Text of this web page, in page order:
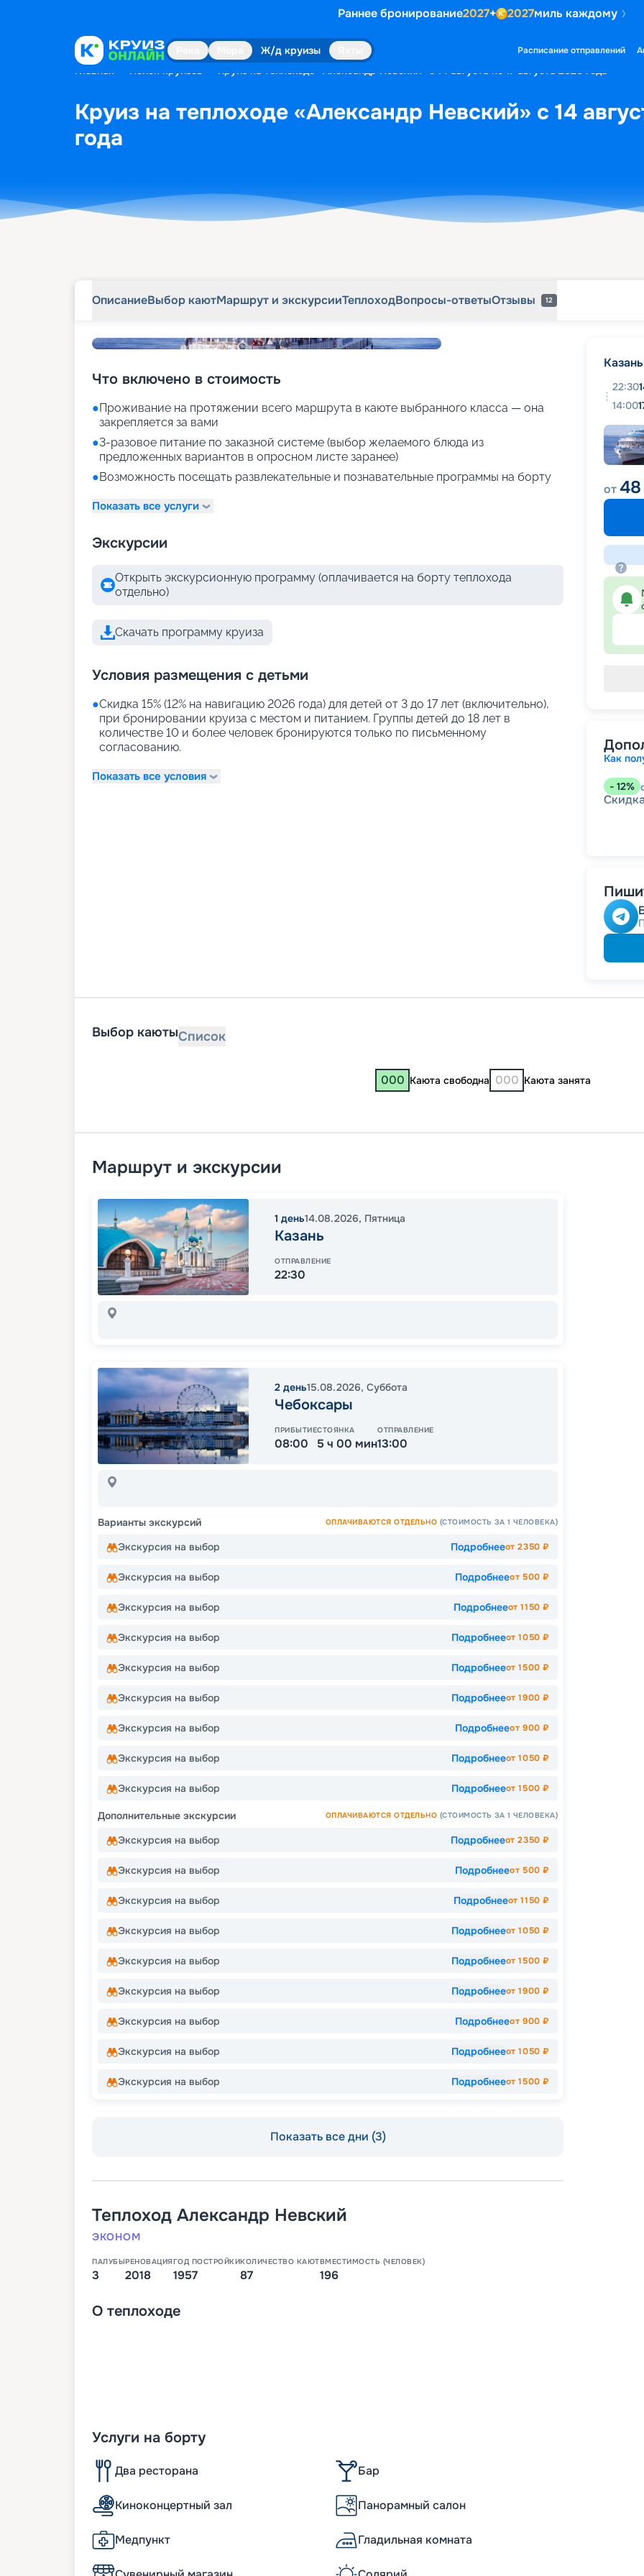
Раннее бронирование2027+ 2027миль каждому
Ж/д круизы Расписание отправлений
Главная Поиск круизов Круиз на теплоходе «Александр Невский» с 14 августа по 17 августа 2026 года
Круиз на теплоходе «Александр Невский» с 14
года
ОписаниеВыбор каютМаршрут и экскурсииТеплоходВопросы-ответыОтзывы 12
Что включено в стоимость
●Проживание на протяжении всего маршрута в каюте выбранного класса — она
закрепляется за вами
●3-разовое питание по заказной системе (выбор желаемого блюда из
предложенных вариантов в опросном листе заранее)
●Возможность посещать развлекательные и познавательные программы на борту
Показать все услуги
Экскурсии
Открыть экскурсионную программу (оплачивается на борту теплохода
отдельно)
Скачать программу круиза
Условия размещения с детьми
●Скидка 15% (12% на навигацию 2026 года) для детей от 3 до 17 лет (включительно),
при бронировании круиза с местом и питанием. Группы детей до 18 лет в
количестве 10 и более человек бронируются только по письменному
согласованию.
Показать все условия
Казань
22:30
14:00
от
Как
- 12%
Скидка
годам
Выбор каютыСписок
000 Каюта свободна 000 Каюта занята
Маршрут и экскурсии
1 день14.08.2026, Пятница
Казань
ОТПРАВЛЕНИЕ
22:30
2 день15.08.2026, Суббота
Чебоксары
ПРИБЫТИЕ
08:00
СТОЯНКА
5 ч 00 мин
ОТПРАВЛЕНИЕ
13:00
Варианты экскурсий ОПЛАЧИВАЮТСЯ ОТДЕЛЬНО (СТОИМОСТЬ ЗА 1 ЧЕЛОВЕКА)
Экскурсия на выбор Подробнееот2350 ₽
Экскурсия на выбор Подробнееот 500 ₽
Экскурсия на выбор Подробнееот1150 ₽
Экскурсия на выбор Подробнееот1050 ₽
Экскурсия на выбор Подробнееот1500 ₽
Экскурсия на выбор Подробнееот1900 ₽
Экскурсия на выбор Подробнееот 900 ₽
Экскурсия на выбор Подробнееот1050 ₽
Экскурсия на выбор Подробнееот1500 ₽
Дополнительные экскурсии ОПЛАЧИВАЮТСЯ ОТДЕЛЬНО (СТОИМОСТЬ ЗА 1 ЧЕЛОВЕКА)
Экскурсия на выбор Подробнееот2350 ₽
Экскурсия на выбор Подробнееот 500 ₽
Экскурсия на выбор Подробнееот1150 ₽
Экскурсия на выбор Подробнееот1050 ₽
Экскурсия на выбор Подробнееот1500 ₽
Экскурсия на выбор Подробнееот1900 ₽
Экскурсия на выбор Подробнееот 900 ₽
Экскурсия на выбор Подробнееот1050 ₽
Экскурсия на выбор Подробнееот1500 ₽
Показать все дни (3)
Теплоход Александр Невский
ЭКОНОМ
ПАЛУБЫ
3
РЕНОВАЦИЯ
2018
ГОД ПОСТРОЙКИ
1957
КОЛИЧЕСТВО КАЮТ
87
ВМЕСТИМОСТЬ (ЧЕЛОВЕК)
196
О теплоходе
Услуги на борту
Два ресторана Бар
Киноконцертный зал Панорамный салон
Медпункт Гладильная комната